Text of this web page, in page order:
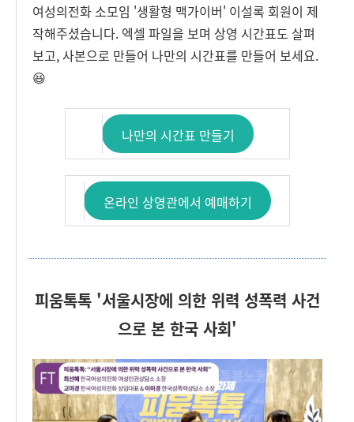
여성의전화 소모임 '생활형 맥가이버' 이설록 회원이 제
작해주셨습니다. 엑셀 파일을 보며 상영 시간표도 살펴
보고, 사본으로 만들어 나만의 시간표를 만들어 보세요.
😆
나만의 시간표 만들기
온라인 상영관에서 예매하기
피움톡톡 '서울시장에 의한 위력 성폭력 사건
으로 본 한국 사회'